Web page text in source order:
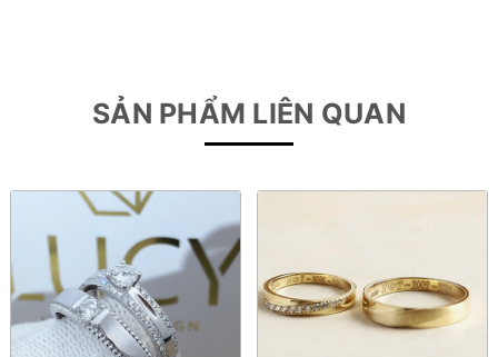
SẢN PHẨM LIÊN QUAN